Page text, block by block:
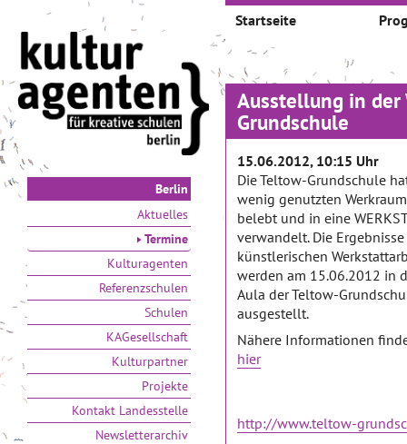
Berlin
Aktuelles
Termine
Kulturagenten
Referenzschulen
Schulen
KAGesellschaft
Kulturpartner
Projekte
Kontakt Landesstelle
Newsletterarchiv
Startseite
Ausstellung in der
Grundschule
15.06.2012, 10:15 Uhr
Die Teltow-Grundschule
wenig genutzten
belebt und in eine
verwandelt. Die
künstlerischen
werden am 15.06.2012 in
Aula der Teltow-
ausgestellt.
Nähere Informationen
hier
http://www.teltow-